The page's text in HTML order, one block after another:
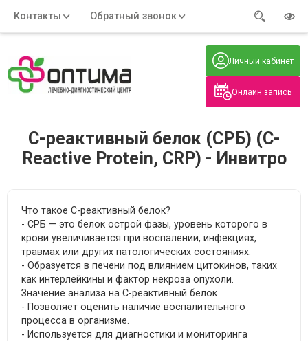
Онлайн запись
Личный кабинет
Контакты
Обратный звонок
Адрес:
Часы работы: Телефон:
+7 (914) 579-77-99
Нажмите на номер, чтобы
позвонить
С-реактивный белок (СРБ) (C-
Reactive Protein, CRP) - Инвитро
Что такое С-реактивный белок?
- СРБ — это белок острой фазы, уровень которого в
крови увеличивается при воспалении, инфекциях,
травмах или других патологических состояниях.
- Образуется в печени под влиянием цитокинов, таких
как интерлейкины и фактор некроза опухоли.
Значение анализа на С-реактивный белок
- Позволяет оценить наличие воспалительного
процесса в организме.
- Используется для диагностики и мониторинга